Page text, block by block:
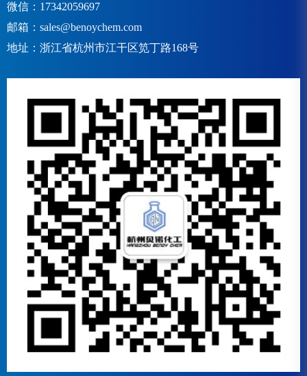
微信：17342059697
邮箱： sales@benoychem.com
地址：浙江省杭州市江干区笕丁路168号